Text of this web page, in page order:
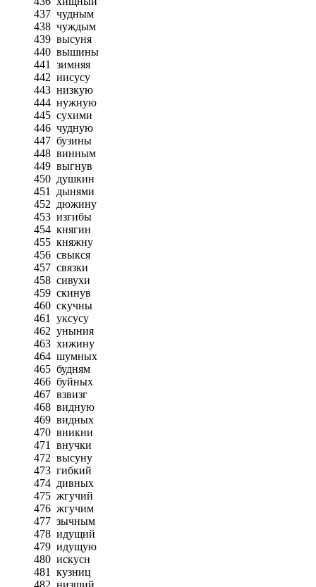
437 чудным
438 чуждым
439 высуня
440 вышины
441
зимняя
442 иисусу
443 низкую
444 нужную
445 сухими
446 чудную
447 бузины
448 винным
449 выгнув
450 душкин
451
дынями
452 дюжину
453 изгибы
454 княгин
455 княжну
456 свыкся
457 связки
458 сивухи
459 скинув
460 скучны
461
уксусу
462 уныния
463 хижину
464 шумных
465 будням
466 буйных
467 взвизг
468 видную
469 видных
470 вникни
471
внучки
472 высуну
473 гибкий
474 дивных
475 жгучий
476 жгучим
477 зычным
478 идущий
479 идущую
480 искусн
481
кузниц